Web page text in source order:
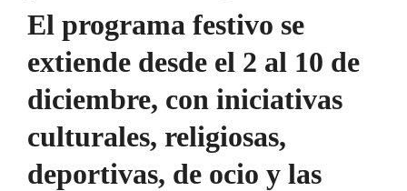
El programa festivo se
extiende desde el 2 al 10 de
diciembre, con iniciativas
culturales, religiosas,
deportivas, de ocio y las